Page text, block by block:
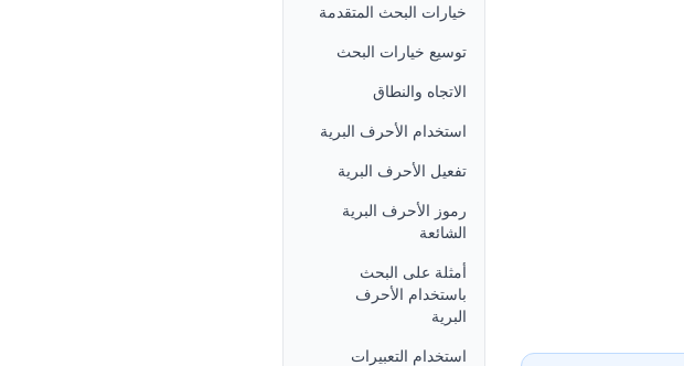
خيارات البحث المتقدمة
توسيع خيارات البحث
الاتجاه والنطاق
استخدام الأحرف البرية
تفعيل الأحرف البرية
رموز الأحرف البرية
الشائعة
أمثلة على البحث
باستخدام الأحرف
البرية
استخدام التعبيرات